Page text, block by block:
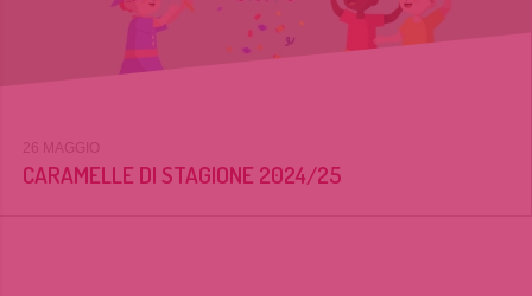
26 MAGGIO
CARAMELLE DI STAGIONE 2024/25